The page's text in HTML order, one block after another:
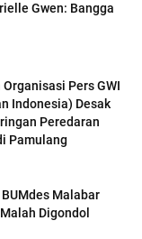
Gwen: Bangga
Pers GWI
Indonesia) Desak
Peredaran
Pamulang
Malabar
Digondol